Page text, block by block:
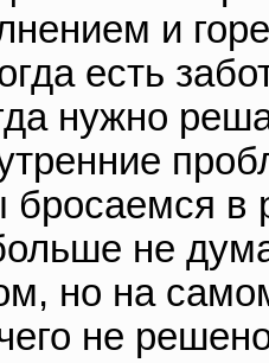
и
есть
нужно
бросаемся в
не
но на
не